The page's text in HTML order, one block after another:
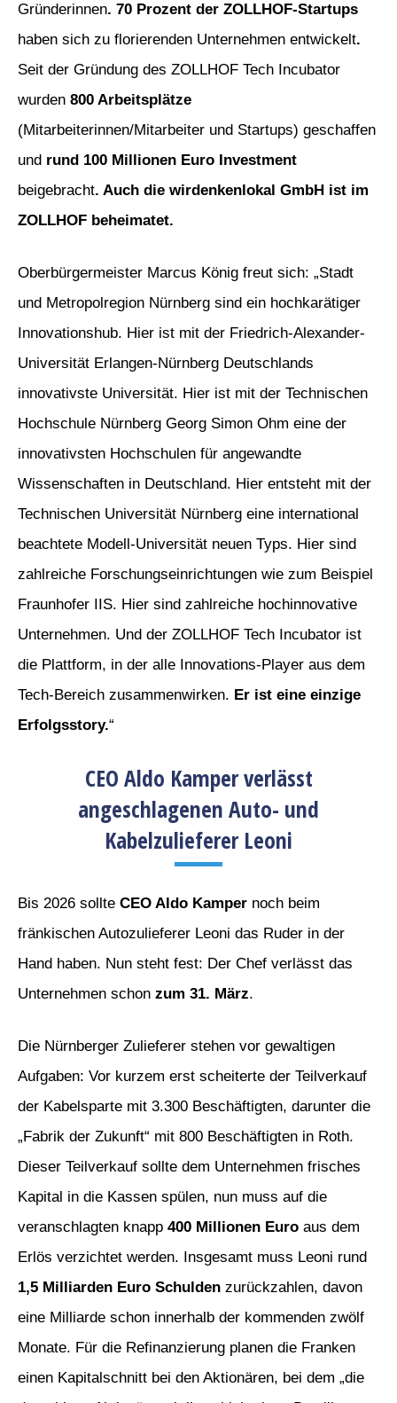
Gründerinnen. 70 Prozent der ZOLLHOF-Startups
haben sich zu florierenden Unternehmen entwickelt.
Seit der Gründung des ZOLLHOF Tech Incubator
wurden 800 Arbeitsplätze
(Mitarbeiterinnen/Mitarbeiter und Startups) geschaffen
und rund 100 Millionen Euro Investment
beigebracht. Auch die wirdenkenlokal GmbH ist im
ZOLLHOF beheimatet.
Oberbürgermeister Marcus König freut sich: „Stadt
und Metropolregion Nürnberg sind ein hochkarätiger
Innovationshub. Hier ist mit der Friedrich-Alexander-
Universität Erlangen-Nürnberg Deutschlands
innovativste Universität. Hier ist mit der Technischen
Hochschule Nürnberg Georg Simon Ohm eine der
innovativsten Hochschulen für angewandte
Wissenschaften in Deutschland. Hier entsteht mit der
Technischen Universität Nürnberg eine international
beachtete Modell-Universität neuen Typs. Hier sind
zahlreiche Forschungseinrichtungen wie zum Beispiel
Fraunhofer IIS. Hier sind zahlreiche hochinnovative
Unternehmen. Und der ZOLLHOF Tech Incubator ist
die Plattform, in der alle Innovations-Player aus dem
Tech-Bereich zusammenwirken. Er ist eine einzige
Erfolgsstory.“
CEO Aldo Kamper verlässt
angeschlagenen Auto- und
Kabelzulieferer Leoni
Bis 2026 sollte CEO Aldo Kamper noch beim
fränkischen Autozulieferer Leoni das Ruder in der
Hand haben. Nun steht fest: Der Chef verlässt das
Unternehmen schon zum 31. März.
Die Nürnberger Zulieferer stehen vor gewaltigen
Aufgaben: Vor kurzem erst scheiterte der Teilverkauf
der Kabelsparte mit 3.300 Beschäftigten, darunter die
„Fabrik der Zukunft“ mit 800 Beschäftigten in Roth.
Dieser Teilverkauf sollte dem Unternehmen frisches
Kapital in die Kassen spülen, nun muss auf die
veranschlagten knapp 400 Millionen Euro aus dem
Erlös verzichtet werden. Insgesamt muss Leoni rund
1,5 Milliarden Euro Schulden zurückzahlen, davon
eine Milliarde schon innerhalb der kommenden zwölf
Monate. Für die Refinanzierung planen die Franken
einen Kapitalschnitt bei den Aktionären, bei dem „die